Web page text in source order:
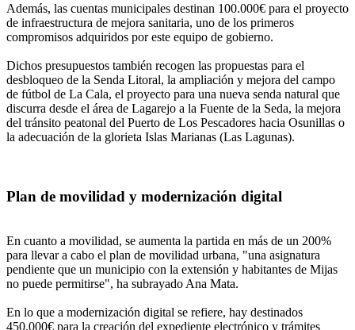
Además, las cuentas municipales destinan 100.000€ para el proyecto
de infraestructura de mejora sanitaria, uno de los primeros
compromisos adquiridos por este equipo de gobierno.
Dichos presupuestos también recogen las propuestas para el
desbloqueo de la Senda Litoral, la ampliación y mejora del campo
de fútbol de La Cala, el proyecto para una nueva senda natural que
discurra desde el área de Lagarejo a la Fuente de la Seda, la mejora
del tránsito peatonal del Puerto de Los Pescadores hacia Osunillas o
la adecuación de la glorieta Islas Marianas (Las Lagunas).
Plan de movilidad y modernización digital
En cuanto a movilidad, se aumenta la partida en más de un 200%
para llevar a cabo el plan de movilidad urbana, "una asignatura
pendiente que un municipio con la extensión y habitantes de Mijas
no puede permitirse", ha subrayado Ana Mata.
En lo que a modernización digital se refiere, hay destinados
450.000€ para la creación del expediente electrónico y trámites